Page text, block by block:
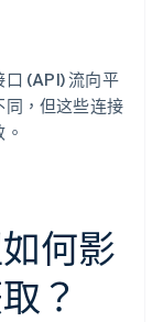
(API) 流向平
同，但这些连接
何影
？